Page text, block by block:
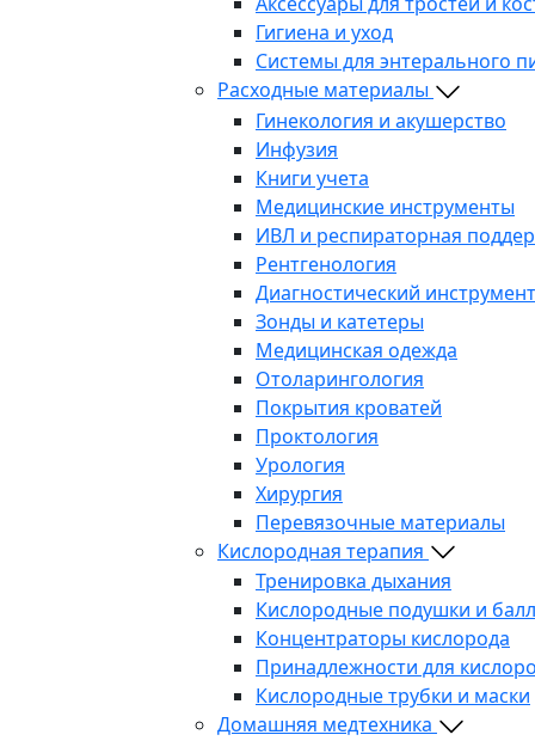
Гигиена и уход
Системы для энтерального
Расходные материалы
Гинекология и акушерство
Инфузия
Книги учета
Медицинские инструменты
ИВЛ и респираторная
Рентгенология
Диагностический инструмент
Зонды и катетеры
Медицинская одежда
Отоларингология
Покрытия кроватей
Проктология
Урология
Хирургия
Перевязочные материалы
Кислородная терапия
Тренировка дыхания
Кислородные подушки и
Концентраторы кислорода
Принадлежности для
Кислородные трубки и маски
Домашняя медтехника